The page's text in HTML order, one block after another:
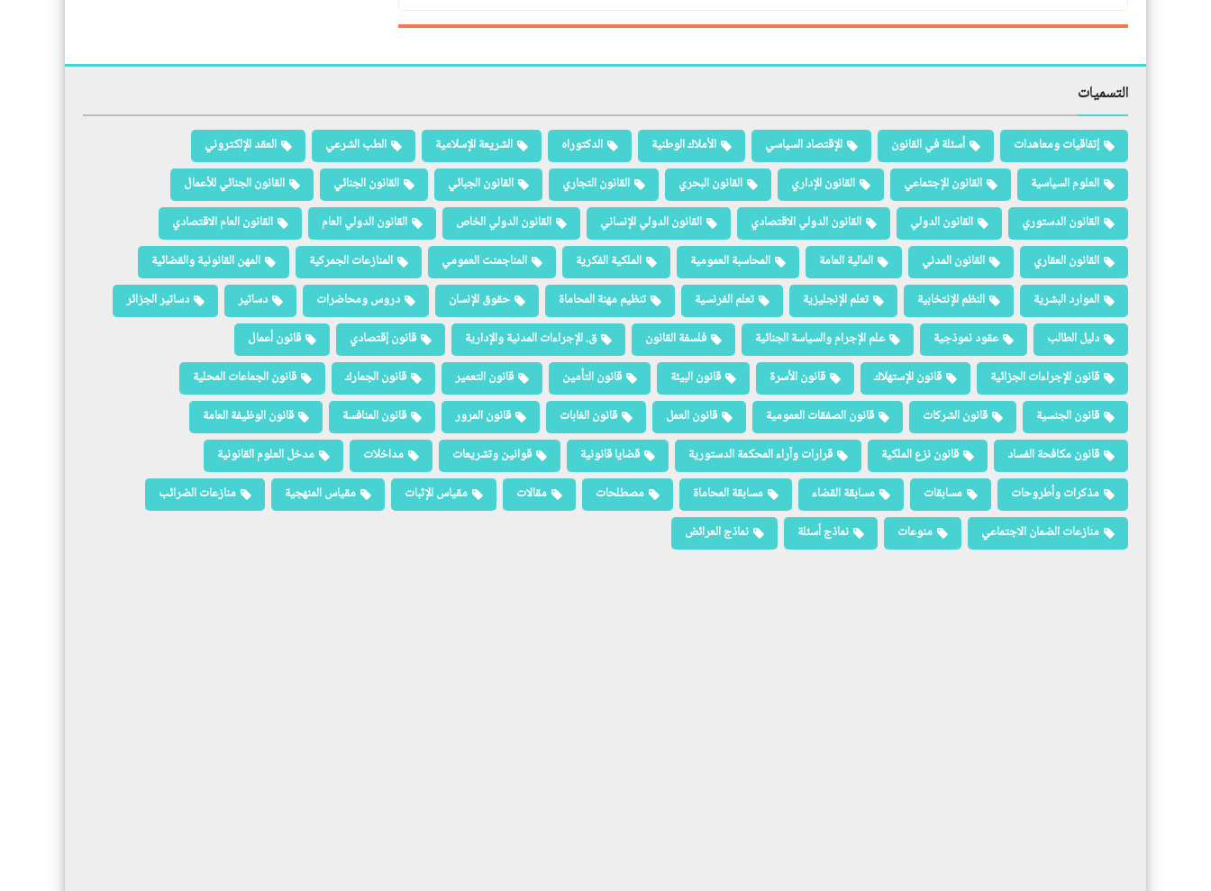
التسميات
إتفاقيات ومعاهدات أسئلة في القانون الإقتصاد السياسي الأملاك الوطنية الدكتوراه الشريعة الإسلامية الطب الشرعي
العقد الإلكتروني
العلوم السياسية
القانون الإجتماعي القانون الإداري القانون البحري القانون التجاري القانون الجبائي القانون الجنائي
القانون الجنائي للأعمال
القانون الدستوري
القانون الدولي القانون الدولي الاقتصادي القانون الدولي الإنساني القانون الدولي الخاص القانون الدولي العام
القانون العام الاقتصادي
القانون العقاري
القانون المدني المالية العامة المحاسبة العمومية الملكية الفكرية المناجمنت العمومي المنازعات الجمركية
المهن القانونية والقضائية
الموارد البشرية
النظم الإنتخابية تعلم الإنجليزية تعلم الفرنسية تنظيم مهنة المحاماة حقوق الإنسان دروس ومحاضرات دساتير
دساتير الجزائر
دليل الطالب
عقود نموذجية علم الإجرام والسياسة الجنائية فلسفة القانون ق. الإجراءات المدنية والإدارية قانون إقتصادي
قانون أعمال
قانون الإجراءات الجزائية
قانون الإستهلاك قانون الأسرة قانون البيئة قانون التأمين قانون التعمير قانون الجمارك
قانون الجماعات المحلية
قانون الجنسية
قانون الشركات قانون الصفقات العمومية قانون العمل قانون الغابات قانون المرور قانون المنافسة
قانون الوظيفة العامة
قانون مكافحة الفساد
قانون نزع الملكية قرارات وآراء المحكمة الدستورية قضايا قانونية قوانين وتشريعات مداخلات
مدخل العلوم القانونية
مذكرات وأطروحات
مسابقات مسابقة القضاء مسابقة المحاماة مصطلحات مقالات مقياس الإثبات مقياس المنهجية
منازعات الضرائب
منازعات الضمان الاجتماعي
منوعات نماذج أسئلة نماذج العرائض